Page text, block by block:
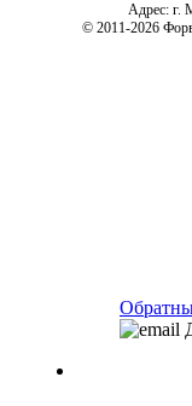
Адрес: г.
© 2011-2026